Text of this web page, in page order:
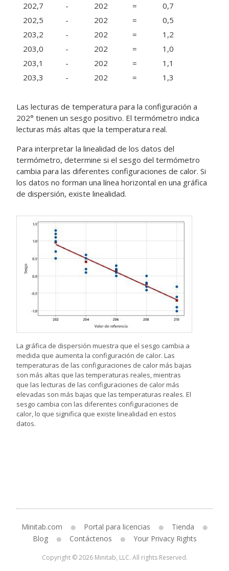
202,7 - 202 =
0,7
202,5
- 202 =
0,5
203,2
- 202 =
1,2
203,0
- 202 =
1,0
203,1
- 202 =
1,1
203,3
- 202 = 1,3
Las lecturas de temperatura para la configuración a
202° tienen un sesgo positivo. El termómetro indica
lecturas más altas que la temperatura real.
Para interpretar la linealidad de los datos del
termómetro, determine si el sesgo del termómetro
cambia para las diferentes configuraciones de calor. Si
los datos no forman una línea horizontal en una gráfica
de dispersión, existe linealidad.
La gráfica de dispersión muestra que el sesgo cambia a
medida que aumenta la configuración de calor. Las
temperaturas de las configuraciones de calor más bajas
son más altas que las temperaturas reales, mientras
que las lecturas de las configuraciones de calor más
elevadas son más bajas que las temperaturas reales. El
sesgo cambia con las diferentes configuraciones de
calor, lo que significa que existe linealidad en estos
datos.
Minitab.com Portal para licencias
Tienda
Blog
Contáctenos Your Privacy Rights
Copyright © 2026 Minitab, LLC. All rights Reserved.